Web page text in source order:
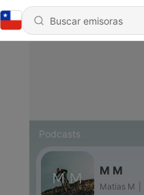
Podcasts
M M
Matias M